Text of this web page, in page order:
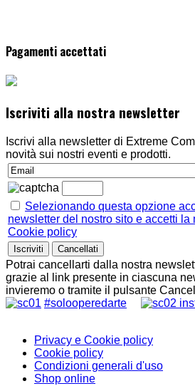
Pagamenti accettati
Iscriviti alla nostra newsletter
Iscrivi alla newsletter di Extreme
novità sui nostri eventi e prodotti.
Selezionando questa opzione
newsletter del nostro sito e accetti la
Cookie policy
Potrai cancellarti dalla nostra
grazie al link presente in ciascuna
invieremo o tramite il pulsante
#solooperedarte
Privacy e Cookie policy
Cookie policy
Condizioni generali d'uso
Shop online